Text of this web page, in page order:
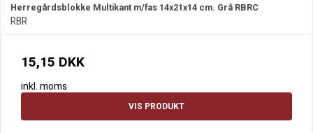
Herregårdsblokke Multikant m/fas 14x21x14 cm. Grå RBRC
RBR
15,15 DKK
inkl. moms
VIS PRODUKT